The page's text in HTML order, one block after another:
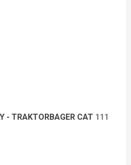
- TRAKTORBAGER CAT 111